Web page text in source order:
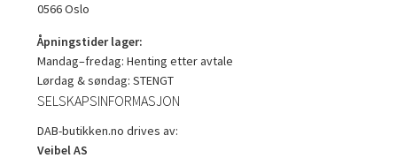
0566 Oslo
Åpningstider lager:
Mandag–fredag: Henting etter avtale
Lørdag & søndag: STENGT
SELSKAPSINFORMASJON
DAB-butikken.no drives av:
Veibel AS